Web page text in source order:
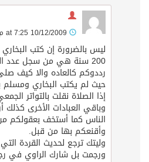
ليس بالضرورة إن كتب
200 سنة هي من سجل عدد
حيث لم يكتب البخاري ومسلم
إذا الصلاة نقلت بالتواتر
وباقي العبادات الأخرى
الناس كما أستخف بعقولكم
وأقنعكم بها من قبل.
وليتك ترجع لحديث القردة
ورجمت بل شارك الراوي في